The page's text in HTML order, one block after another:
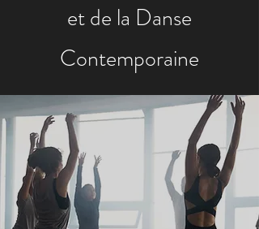
et de la Danse
Contemporaine